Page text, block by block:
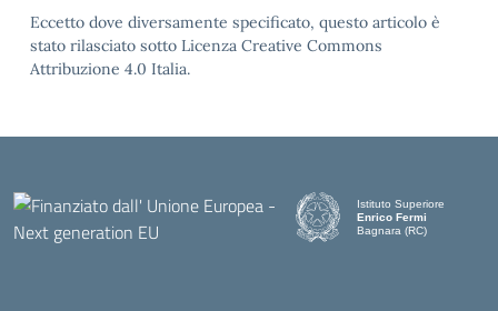
Eccetto dove diversamente specificato, questo articolo è
stato rilasciato sotto Licenza Creative Commons
Attribuzione 4.0 Italia.
Istituto Superiore
Enrico Fermi
Bagnara (RC)